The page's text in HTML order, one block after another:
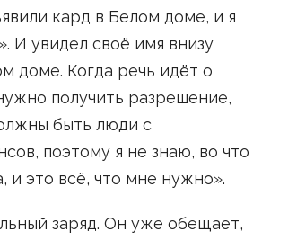
кард в Белом доме, и я
И увидел своё имя внизу
доме. Когда речь идёт о
получить разрешение,
быть люди с
поэтому я не знаю, во что
и это всё, что мне нужно».
заряд. Он уже обещает,